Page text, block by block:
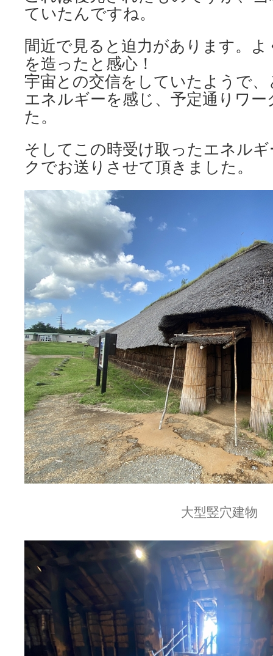
ていたんですね。
間近で見ると迫力があります。
を造ったと感心！
宇宙との交信をしていたようで
エネルギーを感じ、予定通りワ
た。
そしてこの時受け取ったエネル
クでお送りさせて頂きました。
大型竪穴建物